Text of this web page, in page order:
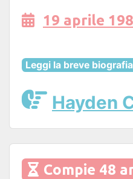
19 aprile
Leggi la breve biografia
Hayden
Compie 48